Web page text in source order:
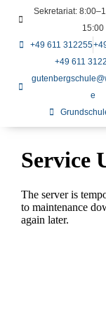
Sekretariat:
15:00
+49 611 312255
+49 611
e